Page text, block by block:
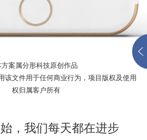
方案属分形科技原创作品
该文件用于任何商业行为，项目版权及使用
权归属客户所有
，我们每天都在进步